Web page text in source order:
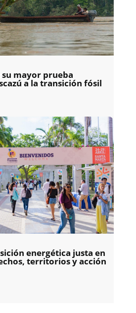
mayor prueba
a la transición fósil
energética justa en
territorios y acción